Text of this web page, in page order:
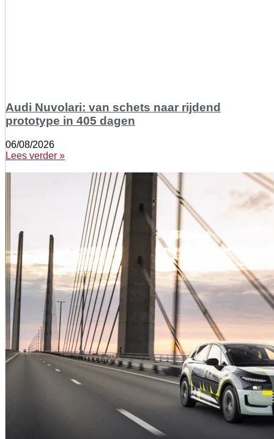
Audi Nuvolari: van schets naar rijdend
prototype in 405 dagen
06/08/2026
Lees verder »